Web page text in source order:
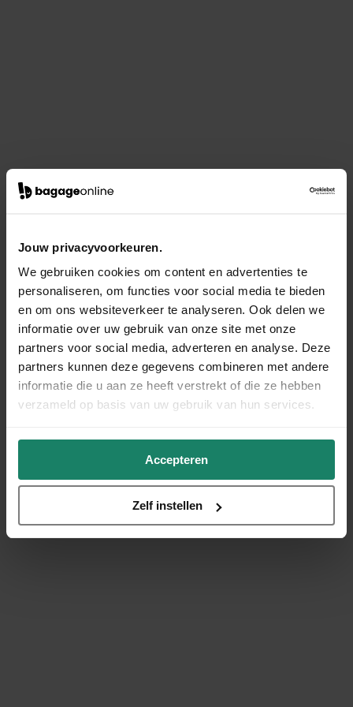
Jouw privacyvoorkeuren.
We gebruiken cookies om content en advertenties te
personaliseren, om functies voor social media te bieden
en om ons websiteverkeer te analyseren. Ook delen we
informatie over uw gebruik van onze site met onze
partners voor social media, adverteren en analyse. Deze
partners kunnen deze gegevens combineren met andere
informatie die u aan ze heeft verstrekt of die ze hebben
verzameld op basis van uw gebruik van hun services.
Accepteren
Zelf instellen